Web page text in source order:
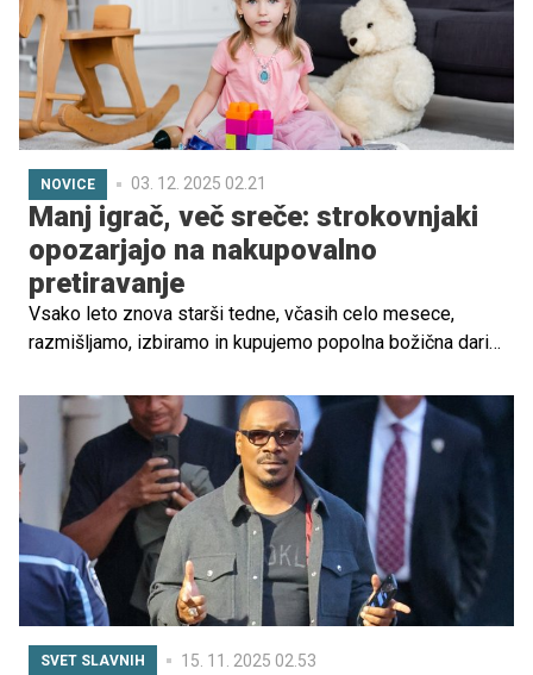
NOVICE 03. 12. 2025 02.21
Manj igrač, več sreče: strokovnjaki
opozarjajo na nakupovalno
pretiravanje
Vsako leto znova starši tedne, včasih celo mesece,
razmišljamo, izbiramo in kupujemo popolna božična darila
trendovske, "must-have", takšne, ki naj bi naredile
božično jutro popolno ...
SVET SLAVNIH 15. 11. 2025 02.53